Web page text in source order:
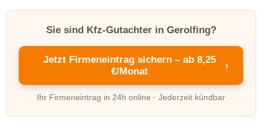
Sie sind Kfz-Gutachter in Gerolfing?
Jetzt Firmeneintrag sichern – ab 8,25
€/Monat
›
Ihr Firmeneintrag in 24h online · Jederzeit kündbar